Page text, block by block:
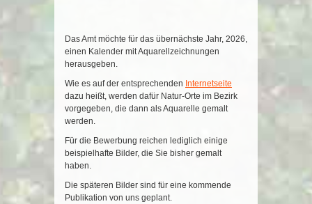
Das Amt möchte für das übernächste Jahr, 2026,
einen Kalender mit Aquarellzeichnungen
herausgeben.
Wie es auf der entsprechenden Internetseite
dazu heißt, werden dafür Natur-Orte im Bezirk
vorgegeben, die dann als Aquarelle gemalt
werden.
Für die Bewerbung reichen lediglich einige
beispielhafte Bilder, die Sie bisher gemalt
haben.
Die späteren Bilder sind für eine kommende
Publikation von uns geplant.